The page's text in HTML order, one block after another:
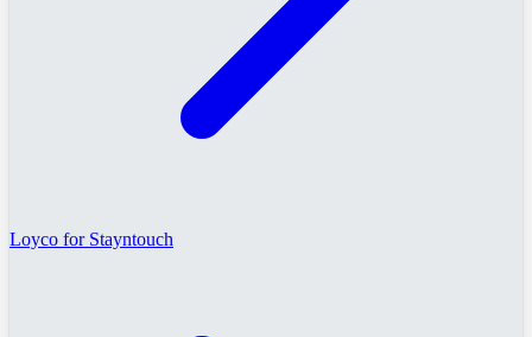
Loyco for Stayntouch